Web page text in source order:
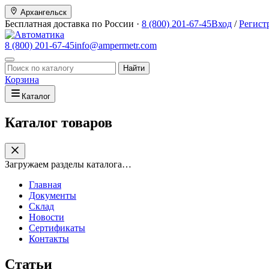
Архангельск
Бесплатная доставка по России · 8 (800) 201-67-45Вход /
8 (800) 201-67-45info@ampermetr.com
Найти
Корзина
Каталог
Каталог товаров
Загружаем разделы каталога…
Главная
Документы
Склад
Новости
Сертификаты
Контакты
Статьи